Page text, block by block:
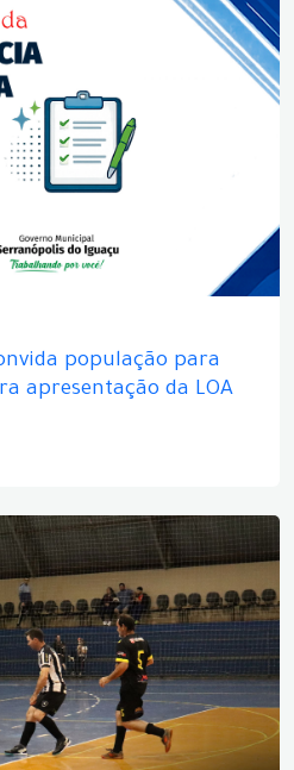
população para
apresentação da LOA